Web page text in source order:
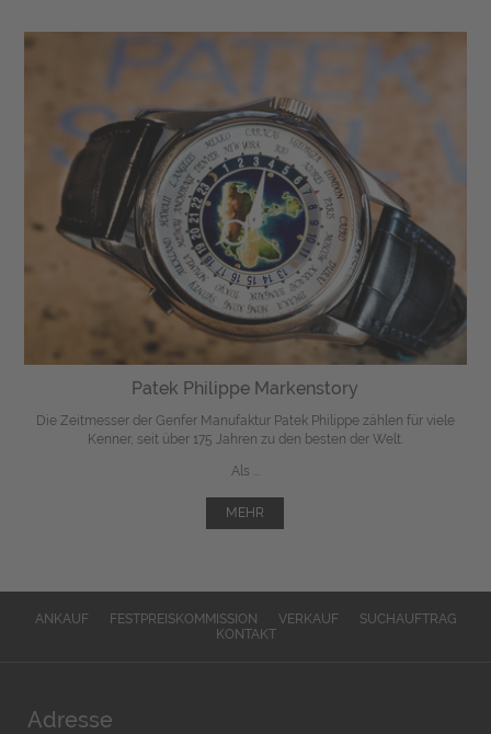
Patek Philippe Markenstory
Die Zeitmesser der Genfer Manufaktur Patek Philippe zählen für viele
Kenner, seit über 175 Jahren zu den besten der Welt.
Als ...
MEHR
ANKAUF FESTPREISKOMMISSION VERKAUF
SUCHAUFTRAG
KONTAKT
Adresse